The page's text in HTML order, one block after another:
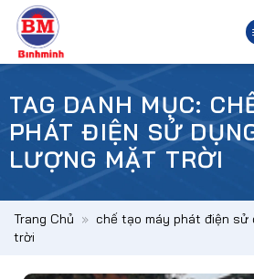
qua
nội
TAG DANH MỤC:
PHÁT ĐIỆN SỬ
LƯỢNG MẶT TRỜI
Trang Chủ » chế tạo máy phát điện sử
trời